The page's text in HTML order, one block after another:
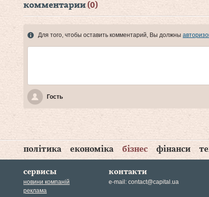
комментарии (0)
Для того, чтобы оставить комментарий, Вы должны
Гость
політика економіка бізнес фінанси
сервисы
новини компаній
реклама
контакти
e-mail: contact@capital.ua